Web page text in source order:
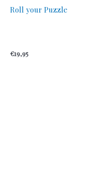
Roll your Puzzle
€19,95